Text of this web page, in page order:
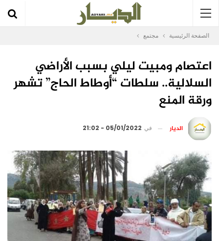
الصفحة الرئيسية مجتمع
اعتصام ومبيت ليلي بسبب الأراضي
السلالية.. سلطات “أوطاط الحاج” تشهر
ورقة المنع
الديار في 05/01/2022 - 21:02